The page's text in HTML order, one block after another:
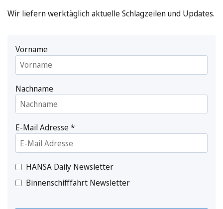
Wir liefern werktäglich aktuelle Schlagzeilen und Updates.
Vorname
Nachname
E-Mail Adresse*
HANSA Daily Newsletter
Binnenschifffahrt Newsletter